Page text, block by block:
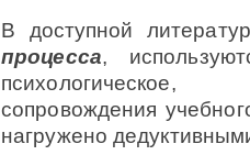
В доступной
процесса,
психологическое,
сопровождения
нагружено